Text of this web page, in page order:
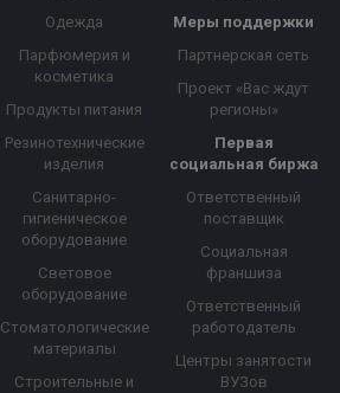
Одежда
Парфюмерия и
косметика
Продукты питания
Резинотехнические
изделия
Санитарно-
гигиеническое
оборудование
Световое
оборудование
Стоматологические
материалы
Строительные и
Меры поддержки
Партнерская сеть
Проект «Вас ждут
регионы»
Первая
социальная биржа
Ответственный
поставщик
Социальная
франшиза
Ответственный
работодатель
Центры занятости
ВУЗов